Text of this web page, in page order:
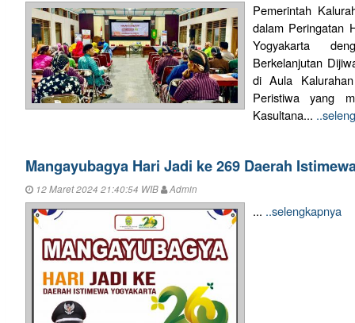
Pemerintah
dalam Peringatan
Yogyakarta
Berkelanjutan
di Aula
Peristiwa yang
Kasultana...
Mangayubagya Hari Jadi ke 269 Daerah
12 Maret 2024 21:40:54 WIB Admin
... ..selengkapnya